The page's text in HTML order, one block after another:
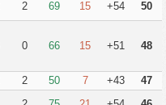
2 69 15 +54 50
0 66 15 +51 48
2 50 7 +43 47